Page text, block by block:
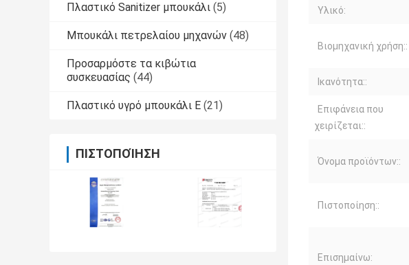
Πλαστικό Sanitizer μπουκάλι (5)
Μπουκάλι πετρελαίου μηχανών (48)
Προσαρμόστε τα κιβώτια
συσκευασίας (44)
Πλαστικό υγρό μπουκάλι Ε (21)
ΠΙΣΤΟΠΟΊΗΣΗ
Υλικό:
Βιομηχανική χρήση::
Ικανότητα::
Επιφάνεια που
χειρίζεται::
Όνομα προϊόντων::
Πιστοποίηση::
Επισημαίνω: